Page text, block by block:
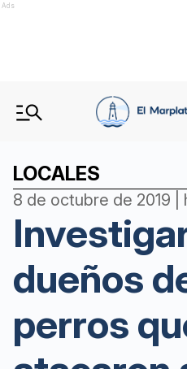
Ads
LOCALES
8 de octubre de 2019 |
dueños
perros